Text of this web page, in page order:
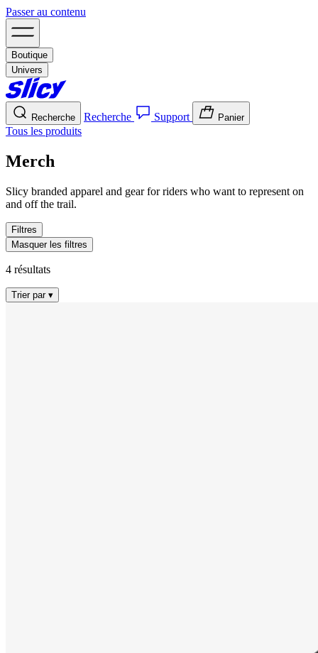
Passer au contenu
Boutique
Univers
Recherche Recherche Support Panier
Tous les produits
Merch
Slicy branded apparel and gear for riders who want to represent on
and off the trail.
Filtres
Masquer les filtres
4 résultats
Trier par ▾